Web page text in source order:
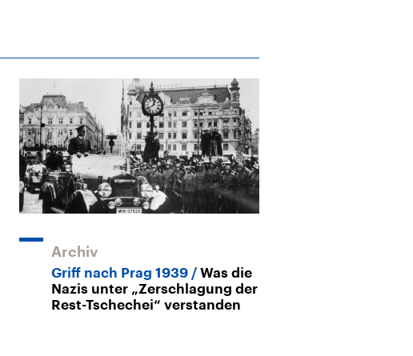
Archiv
Griff nach Prag 1939
Was die
Nazis unter „Zerschlagung der
Rest-Tschechei“ verstanden